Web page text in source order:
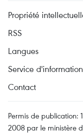
Propriété
RSS
Langues
Service d'information
Contact
Permis de publication:
2008 par le ministère